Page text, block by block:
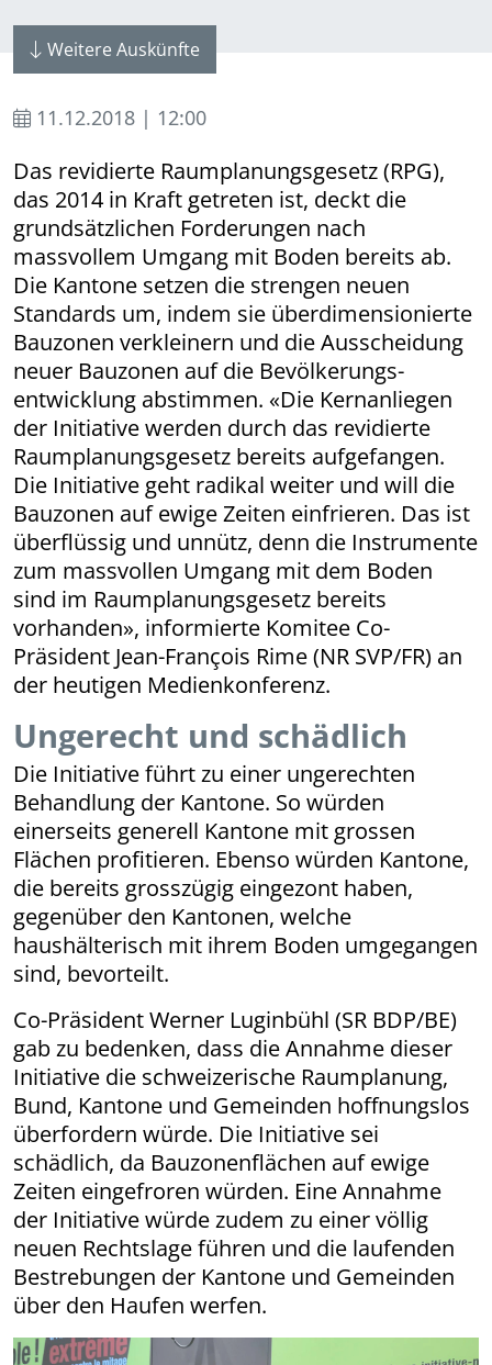
Weitere Auskünfte
11.12.2018 | 12:00
Das revidierte Raumplanungsgesetz (RPG),
das 2014 in Kraft getreten ist, deckt die
grundsätzlichen Forderungen nach
massvollem Umgang mit Boden bereits ab.
Die Kantone setzen die strengen neuen
Standards um, indem sie überdimensionierte
Bauzonen verkleinern und die Ausscheidung
neuer Bauzonen auf die Bevölkerungs­­
entwicklung abstimmen. «Die Kernanliegen
der Initiative werden durch das revidierte
Raumplanungsgesetz bereits aufgefangen.
Die Initiative geht radikal weiter und will die
Bauzonen auf ewige Zeiten einfrieren. Das ist
überflüssig und unnütz, denn die Instrumente
zum massvollen Umgang mit dem Boden
sind im Raumplanungsgesetz bereits
vorhanden», informierte Komitee Co-
Präsident Jean-François Rime (NR SVP/FR) an
der heutigen Medienkonferenz.
Ungerecht und schädlich
Die Initiative führt zu einer ungerechten
Behandlung der Kantone. So würden
einerseits generell Kantone mit grossen
Flächen profitieren. Ebenso würden Kantone,
die bereits grosszügig eingezont haben,
gegenüber den Kantonen, welche
haushälterisch mit ihrem Boden umgegangen
sind, bevorteilt.
Co-Präsident Werner Luginbühl (SR BDP/BE)
gab zu bedenken, dass die Annahme dieser
Initiative die schweizerische Raumplanung,
Bund, Kantone und Gemeinden hoffnungslos
überfordern würde. Die Initiative sei
schädlich, da Bauzonenflächen auf ewige
Zeiten eingefroren würden. Eine Annahme
der Initiative würde zudem zu einer völlig
neuen Rechtslage führen und die laufenden
Bestrebungen der Kantone und Gemeinden
über den Haufen werfen.